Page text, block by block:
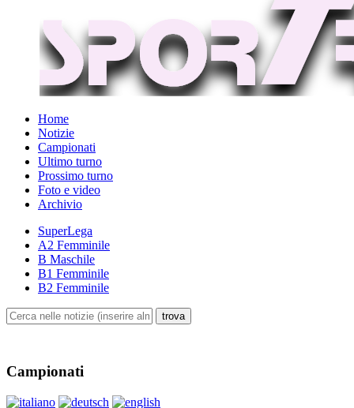
Home
Notizie
Campionati
Ultimo turno
Prossimo turno
Foto e video
Archivio
SuperLega
A2 Femminile
B Maschile
B1 Femminile
B2 Femminile
Campionati